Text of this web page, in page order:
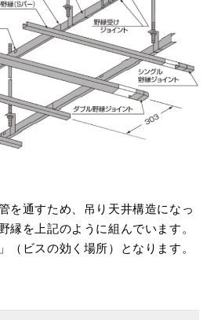
を通すため、吊り天井構造になっ
縁を上記のように組んでいます。
（ビスの効く場所）となります。